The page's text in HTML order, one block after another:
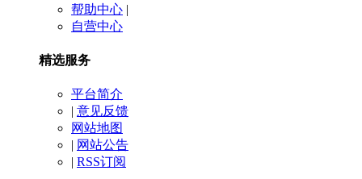
帮助中心 |
自营中心
精选服务
平台简介
| 意见反馈
网站地图
| 网站公告
| RSS订阅